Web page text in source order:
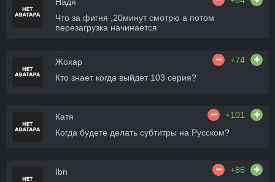
Что за фигня ,20минут смотрю а потом
перезагрузка начинается
Жохар
+74
Кто знает когда выйдет 103 серия?
Катя
+101
Когда будете делать субтитры на Русском?
Ibn
+86